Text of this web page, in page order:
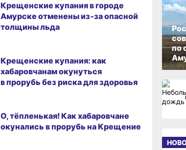
Крещенские купания в городе
Амурске отменены из‑за опасной
толщины льда
Крещенские купания: как
хабаровчанам окунуться
в прорубь без риска для здоровья
О, тёпленькая! Как хабаровчане
окунались в прорубь на Крещение
по